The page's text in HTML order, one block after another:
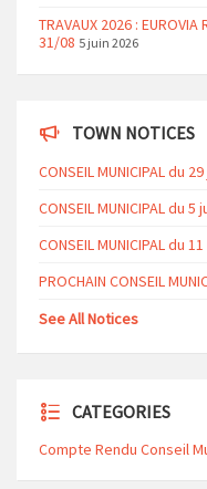
TRAVAUX 2026 :
31/08 5 juin 2026
TOWN NOTICES
CONSEIL MUNICIPAL du
CONSEIL MUNICIPAL du 5
CONSEIL MUNICIPAL du
PROCHAIN CONSEIL
See All Notices
CATEGORIES
Compte Rendu Conseil